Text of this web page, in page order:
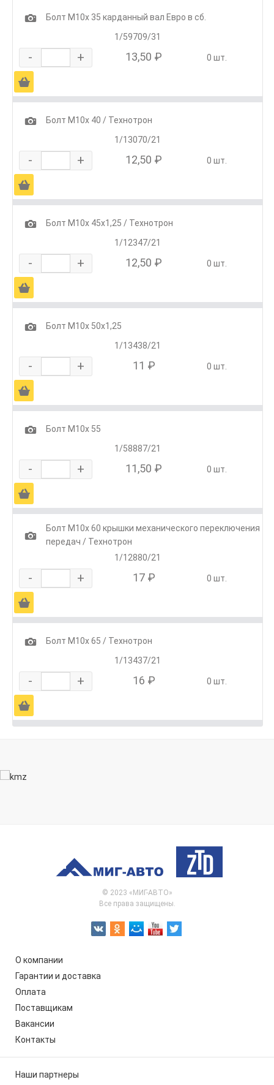
1
Болт М10х 35 карданный вал Евро в сб.
1/59709/31
- + 13,50 ₽ 0 шт.
Ä
1
Болт М10х 40 / Технотрон
1/13070/21
- + 12,50 ₽ 0 шт.
Ä
1
Болт М10х 45х1,25 / Технотрон
1/12347/21
- + 12,50 ₽ 0 шт.
Ä
1
Болт М10х 50х1,25
1/13438/21
- + 11 ₽ 0 шт.
Ä
1
Болт М10х 55
1/58887/21
- + 11,50 ₽ 0 шт.
Ä
1
Болт М10х 60 крышки механического переключения
передач / Технотрон
1/12880/21
- + 17 ₽ 0 шт.
Ä
1
Болт М10х 65 / Технотрон
1/13437/21
- + 16 ₽ 0 шт.
Ä
© 2023 «МИГ-АВТО»
Все права защищены.
О компании
Гарантии и доставка
Оплата
Поставщикам
Вакансии
Контакты
Наши партнеры